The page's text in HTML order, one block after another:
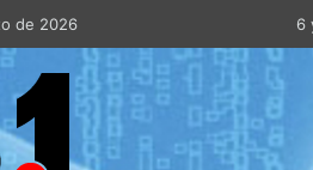
de 2026
es Sábado 8 de Agosto de 2026 y